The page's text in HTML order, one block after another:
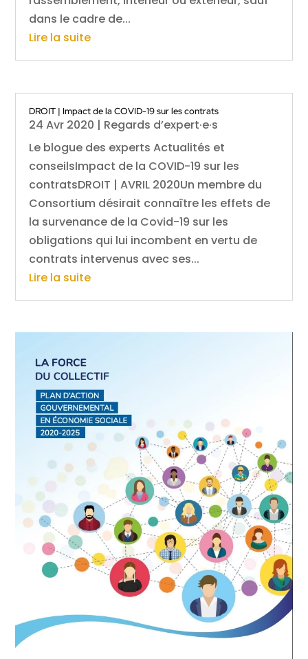
dans le cadre de...
Lire la suite
DROIT | Impact de la COVID-19 sur les contrats
24 Avr 2020 | Regards d’expert·e·s
Le blogue des experts Actualités et
conseilsImpact de la COVID-19 sur les
contratsDROIT | AVRIL 2020Un membre du
Consortium désirait connaître les effets de
la survenance de la Covid-19 sur les
obligations qui lui incombent en vertu de
contrats intervenus avec ses...
Lire la suite